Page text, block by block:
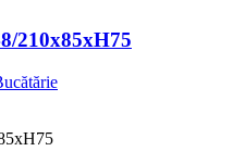
210x85xH75